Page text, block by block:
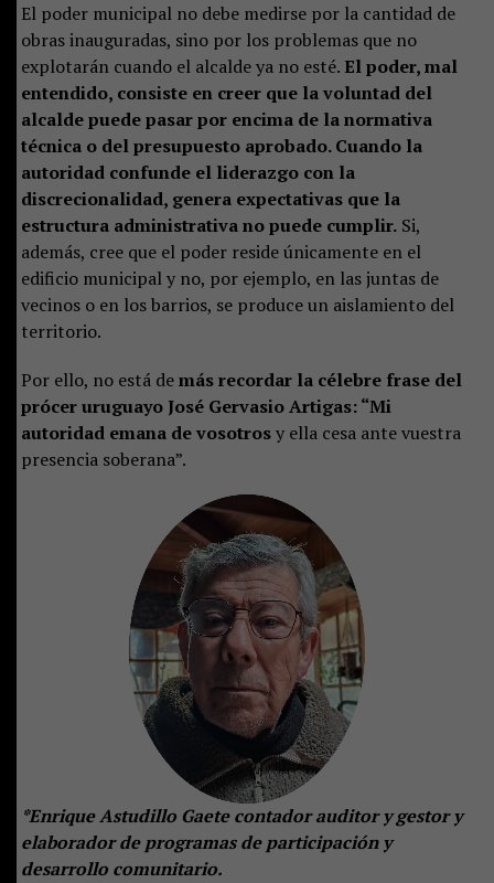
El poder municipal no debe medirse por la cantidad de
obras inauguradas, sino por los problemas que no
explotarán cuando el alcalde ya no esté. El poder, mal
entendido, consiste en creer que la voluntad del
alcalde puede pasar por encima de la normativa
técnica o del presupuesto aprobado. Cuando la
autoridad confunde el liderazgo con la
discrecionalidad, genera expectativas que la
estructura administrativa no puede cumplir.Si,
además, cree que el poder reside únicamente en el
edificio municipal y no, por ejemplo, en las juntas de
vecinos o en los barrios, se produce un aislamiento del
territorio.
Por ello, no está demás recordar la célebre frase del
prócer uruguayo José Gervasio Artigas: “Mi
autoridad emana de vosotrosy ella cesa ante vuestra
presencia soberana”.
*Enrique Astudillo Gaete contador auditor y gestor y
elaborador de programas de participación y
desarrollo comunitario.